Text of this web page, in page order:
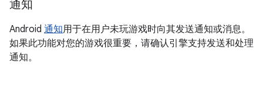
通知
Android 通知用于在用户未玩游戏时向其发送通知或消息。
如果此功能对您的游戏很重要，请确认引擎支持发送和处理
通知。